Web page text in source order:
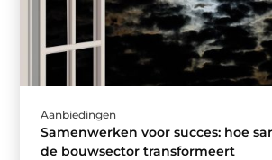
Aanbiedingen
Samenwerken voor succes: hoe
de bouwsector transformeert